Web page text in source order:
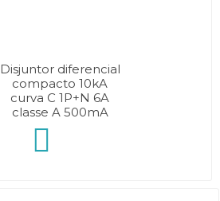
Disjuntor diferencial
compacto 10kA
curva C 1P+N 6A
classe A 500mA